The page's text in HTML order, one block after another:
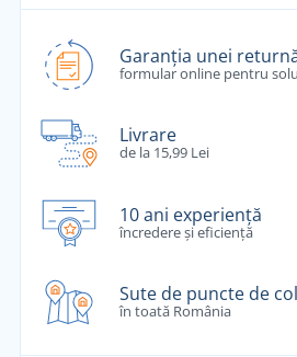
Garanția unei
formular online pentru
Livrare
de la 15,99 Lei
10 ani experiență
încredere și eficiență
Sute de puncte de
în toată România